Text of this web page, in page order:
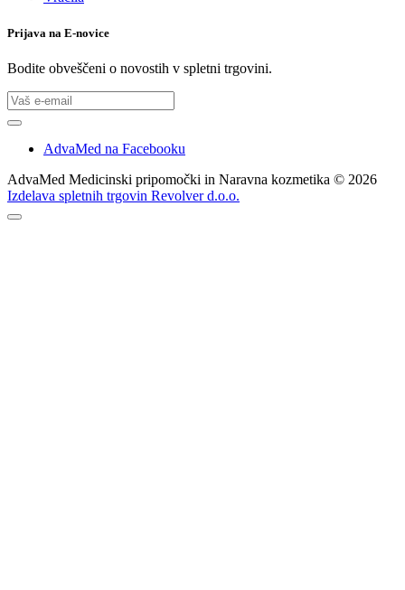
Prijava na E-novice
Bodite obveščeni o novostih v spletni trgovini.
AdvaMed na Facebooku
AdvaMed Medicinski pripomočki in Naravna kozmetika © 2026
Izdelava spletnih trgovin Revolver d.o.o.